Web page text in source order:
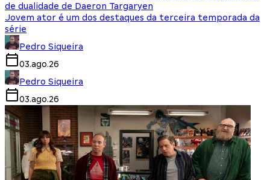
de dualidade de Daeron Targaryen
Jovem ator é um dos destaques da terceira temporada da
série
Pedro Siqueira
03.ago.26
Pedro Siqueira
03.ago.26